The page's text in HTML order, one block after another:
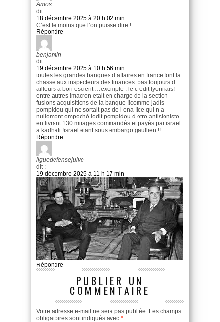
Amos
dit :
18 décembre 2025 à 20 h 02 min
C’est le moins que l’on puisse dire !
Répondre
benjamin
dit :
19 décembre 2025 à 10 h 56 min
toutes les grandes banques d affaires en france font la
chasse aux inspecteurs des finances :pas toujours d
ailleurs a bon escient …exemple : le credit lyonnais!
entre autres !macron etait en charge de la section
fusions acquisitions de la banque !!comme jadis
pompidou qui ne sortait pas de l ena !!ce qui n a
nullement empechè ledit pompidou d etre antisioniste
en livrant 130 mirages commandès et payès par israel
a kadhafi !israel etant sous embargo gaullien !!
Répondre
liguedefensejuive
dit :
19 décembre 2025 à 11 h 17 min
Répondre
PUBLIER UN
COMMENTAIRE
Votre adresse e-mail ne sera pas publiée. Les champs
obligatoires sont indiqués avec *